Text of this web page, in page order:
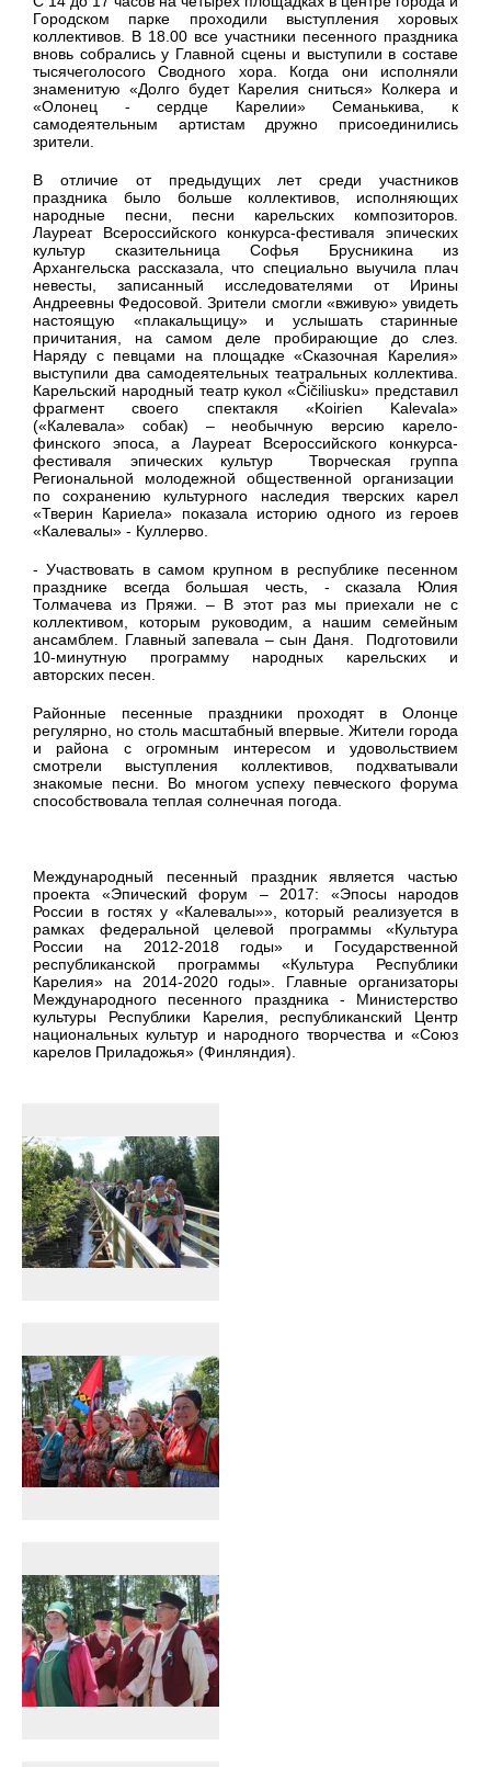
Городском парке проходили выступления хоровых
коллективов. В 18.00 все участники песенного праздника
вновь собрались у Главной сцены и выступили в составе
тысячеголосого Сводного хора. Когда они исполняли
знаменитую «Долго будет Карелия сниться» Колкера и
«Олонец - сердце Карелии» Семанькива, к
самодеятельным артистам дружно присоединились
зрители.
В отличие от предыдущих лет среди участников
праздника было больше коллективов, исполняющих
народные песни, песни карельских композиторов.
Лауреат Всероссийского конкурса-фестиваля эпических
культур сказительница Софья Брусникина из
Архангельска рассказала, что специально выучила плач
невесты, записанный исследователями от Ирины
Андреевны Федосовой. Зрители смогли «вживую» увидеть
настоящую «плакальщицу» и услышать старинные
причитания, на самом деле пробирающие до слез.
Наряду с певцами на площадке «Сказочная Карелия»
выступили два самодеятельных театральных коллектива.
Карельский народный театр кукол «Čičiliusku» представил
фрагмент своего спектакля «Koirien Kalevala»
(«Калевала» собак) – необычную версию карело-
финского эпоса, а Лауреат Всероссийского конкурса-
фестиваля эпических культур Творческая группа
Региональной молодежной общественной организации
по сохранению культурного наследия тверских карел
«Тверин Кариела» показала историю одного из героев
«Калевалы» - Куллерво.
- Участвовать в самом крупном в республике песенном
празднике всегда большая честь, - сказала Юлия
Толмачева из Пряжи. – В этот раз мы приехали не с
коллективом, которым руководим, а нашим семейным
ансамблем. Главный запевала – сын Даня. Подготовили
10-минутную программу народных карельских и
авторских песен.
Районные песенные праздники проходят в Олонце
регулярно, но столь масштабный впервые. Жители города
и района с огромным интересом и удовольствием
смотрели выступления коллективов, подхватывали
знакомые песни. Во многом успеху певческого форума
способствовала теплая солнечная погода.
Международный песенный праздник является частью
проекта «Эпический форум – 2017: «Эпосы народов
России в гостях у «Калевалы»», который реализуется в
рамках федеральной целевой программы «Культура
России на 2012-2018 годы» и Государственной
республиканской программы «Культура Республики
Карелия» на 2014-2020 годы». Главные организаторы
Международного песенного праздника - Министерство
культуры Республики Карелия, республиканский Центр
национальных культур и народного творчества и «Союз
карелов Приладожья» (Финляндия).